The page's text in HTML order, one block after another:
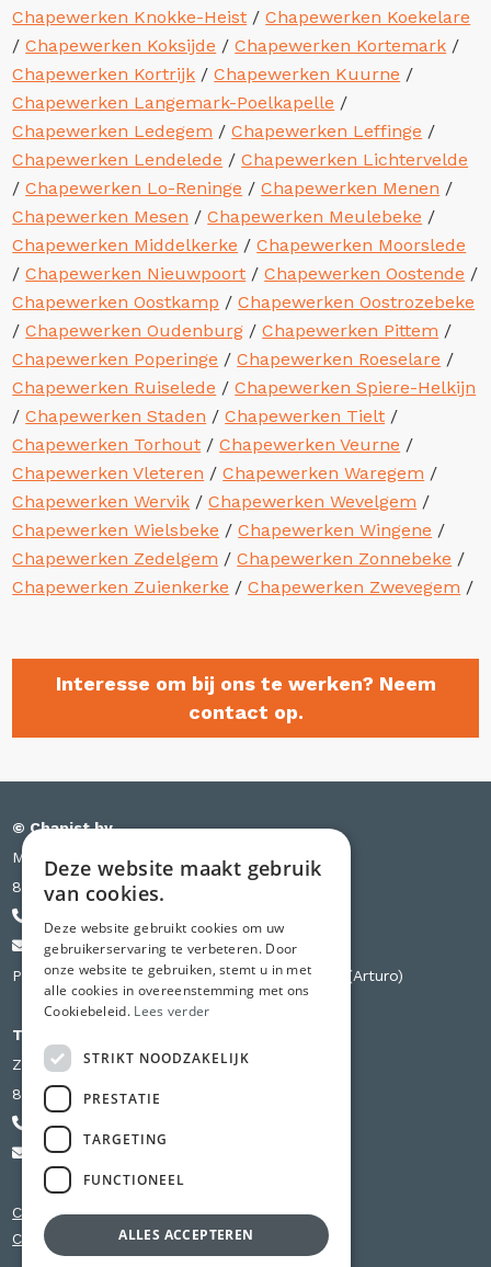
Chapewerken Knokke-Heist /Chapewerken Koekelare
/Chapewerken Koksijde /Chapewerken Kortemark /
Chapewerken Kortrijk /Chapewerken Kuurne /
Chapewerken Langemark-Poelkapelle /
Chapewerken Ledegem /Chapewerken Leffinge /
Chapewerken Lendelede /Chapewerken Lichtervelde
/Chapewerken Lo-Reninge /Chapewerken Menen /
Chapewerken Mesen /Chapewerken Meulebeke /
Chapewerken Middelkerke /Chapewerken Moorslede
/Chapewerken Nieuwpoort /Chapewerken Oostende /
Chapewerken Oostkamp /Chapewerken Oostrozebeke
/Chapewerken Oudenburg /Chapewerken Pittem /
Chapewerken Poperinge /Chapewerken Roeselare /
Chapewerken Ruiselede /Chapewerken Spiere-Helkijn
/Chapewerken Staden /Chapewerken Tielt /
Chapewerken Torhout /Chapewerken Veurne /
Chapewerken Vleteren /Chapewerken Waregem /
Chapewerken Wervik /Chapewerken Wevelgem /
Chapewerken Wielsbeke /Chapewerken Wingene /
Chapewerken Zedelgem /Chapewerken Zonnebeke /
Chapewerken Zuienkerke /Chapewerken Zwevegem /
Interesse om bij ons te werken? Neem
contact op.
© Chapist bv
Meensesteenweg 385 bus S03
8501 Kortrijk
info@chapist.be
Partner van Knauf, Weber, Betopor, Uzin Utz (Arturo)
Tweede vestiging
Zilverbergstraat 240 D
8800 Roeselare
+32 56 980 741
info@chapist.be
Chapewerken Oost-Vlaanderen
Chapewerken West-Vlaanderen
Deze website maakt gebruik
van cookies.
Deze website gebruikt cookies om uw
gebruikerservaring te verbeteren. Door
onze website te gebruiken, stemt u in met
alle cookies in overeenstemming met ons
Cookiebeleid. Lees verder
STRIKT NOODZAKELIJK
PRESTATIE
TARGETING
FUNCTIONEEL
ALLES ACCEPTEREN